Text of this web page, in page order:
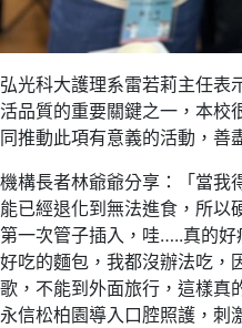
弘光科大護理系雷若莉主任表
活品質的重要關鍵之一，本校
同推動此項有意義的活動，善
機構長者林爺爺分享：「當我
能已經退化到無法進食，所以
第一次管子插入，哇…..真的
好吃的麵包，我都沒辦法吃，
歌，不能到外面旅行，這樣真
永信松柏園導入口腔照護，刺